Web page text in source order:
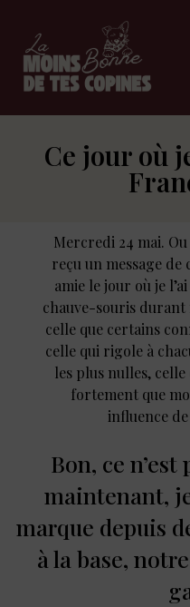
Ce jour où
Mercredi 24 mai. Ou
reçu un message de
amie le jour où je
chauve-souris durant
celle que certains
celle qui rigole à
les plus nulles, celle
fortement que
influence
Bon, ce
maintenant,
marque depuis
à la base,